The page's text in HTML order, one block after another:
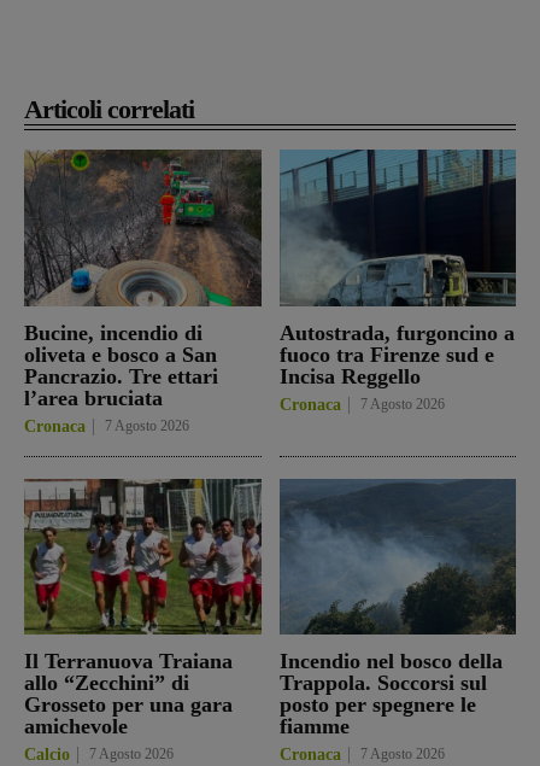
Articoli correlati
Bucine, incendio di
oliveta e bosco a San
Pancrazio. Tre ettari
l’area bruciata
Cronaca 7 Agosto 2026
Autostrada, furgoncino a
fuoco tra Firenze sud e
Incisa Reggello
Cronaca 7 Agosto 2026
Il Terranuova Traiana
allo “Zecchini” di
Grosseto per una gara
amichevole
Calcio 7 Agosto 2026
Incendio nel bosco della
Trappola. Soccorsi sul
posto per spegnere le
fiamme
Cronaca 7 Agosto 2026